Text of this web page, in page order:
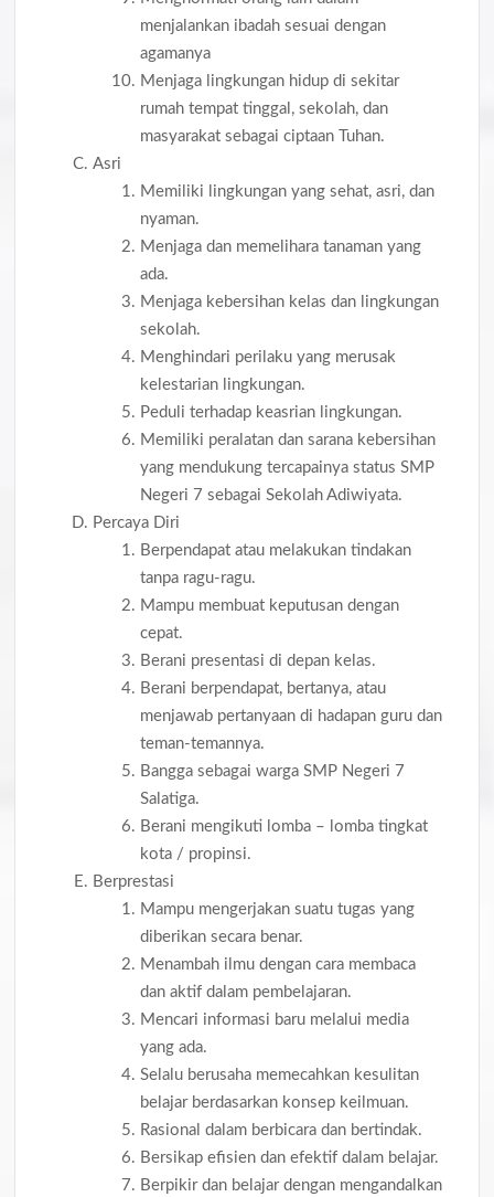
menjalankan ibadah sesuai dengan
agamanya
Menjaga lingkungan hidup di sekitar
rumah tempat tinggal, sekolah, dan
masyarakat sebagai ciptaan Tuhan.
Asri
Memiliki lingkungan yang sehat, asri, dan
nyaman.
Menjaga dan memelihara tanaman yang
ada.
Menjaga kebersihan kelas dan lingkungan
sekolah.
Menghindari perilaku yang merusak
kelestarian lingkungan.
Peduli terhadap keasrian lingkungan.
Memiliki peralatan dan sarana kebersihan
yang mendukung tercapainya status SMP
Negeri 7 sebagai Sekolah Adiwiyata.
Percaya Diri
Berpendapat atau melakukan tindakan
tanpa ragu-ragu.
Mampu membuat keputusan dengan
cepat.
Berani presentasi di depan kelas.
Berani berpendapat, bertanya, atau
menjawab pertanyaan di hadapan guru dan
teman-temannya.
Bangga sebagai warga SMP Negeri 7
Salatiga.
Berani mengikuti lomba – lomba tingkat
kota / propinsi.
Berprestasi
Mampu mengerjakan suatu tugas yang
diberikan secara benar.
Menambah ilmu dengan cara membaca
dan aktif dalam pembelajaran.
Mencari informasi baru melalui media
yang ada.
Selalu berusaha memecahkan kesulitan
belajar berdasarkan konsep keilmuan.
Rasional dalam berbicara dan bertindak.
Bersikap efisien dan efektif dalam belajar.
Berpikir dan belajar dengan mengandalkan